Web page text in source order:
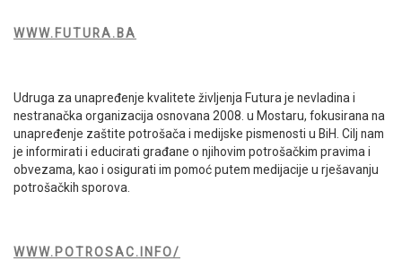
WWW.FUTURA.BA
Udruga za unapređenje kvalitete življenja Futura je nevladina i
nestranačka organizacija osnovana 2008. u Mostaru, fokusirana na
unapređenje zaštite potrošača i medijske pismenosti u BiH. Cilj nam
je informirati i educirati građane o njihovim potrošačkim pravima i
obvezama, kao i osigurati im pomoć putem medijacije u rješavanju
potrošačkih sporova.
WWW.POTROSAC.INFO/